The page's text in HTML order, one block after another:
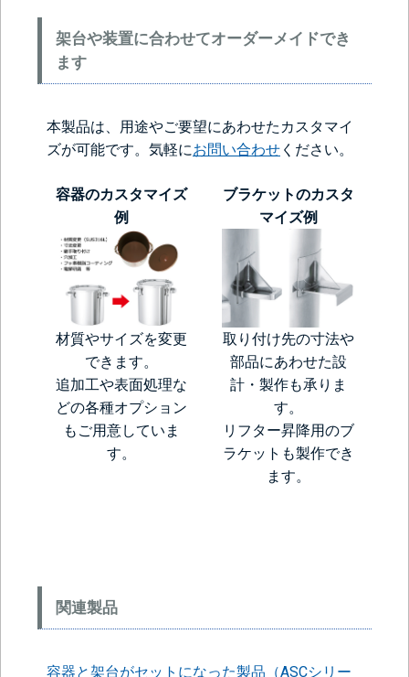
架台や装置に合わせてオーダーメイドでき
ます
本製品は、用途やご要望にあわせたカスタマイ
ズが可能です。気軽にお問い合わせ ください。
容器のカスタマイズ
例
材質やサイズを変更
できます。
追加工や表面処理な
どの各種オプション
もご用意していま
す。
ブラケットのカスタ
マイズ例
取り付け先の寸法や
部品にあわせた設
計・製作も承りま
す。
リフター昇降用のブ
ラケットも製作でき
ます。
関連製品
容器と架台がセットになった製品（ASCシリー